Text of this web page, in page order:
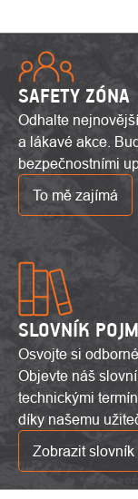
SAFETY ZÓNA
Odhalte
a lákavé akce.
bezpečnostními
To mě zajímá
SLOVNÍK
Osvojte si
Objevte náš
technickými
díky našemu
Zobrazit slovník